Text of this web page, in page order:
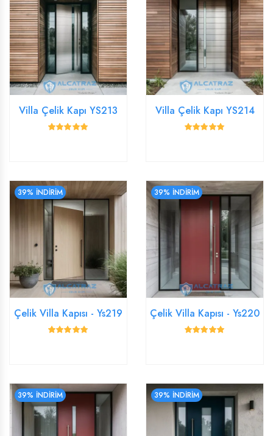
Villa Çelik Kapı YS213 Villa Çelik Kapı YS214
39% İNDİRİM
Çelik Villa Kapısı - Ys219
39% İNDİRİM
Çelik Villa Kapısı - Ys220
39% İNDİRİM 39% İNDİRİM